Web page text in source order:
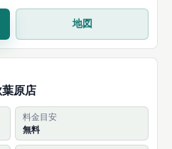
地図
原店
料金目安
無料